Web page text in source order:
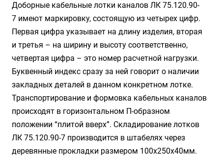
Доборные кабельные лотки каналов ЛК 75.120.90-
7 имеют маркировку, состоящую из четырех цифр.
Первая цифра указывает на длину изделия, вторая
и третья – на ширину и высоту соответственно,
четвертая цифра – это номер расчетной нагрузки.
Буквенный индекс сразу за ней говорит о наличии
закладных деталей в данном конкретном лотке.
Транспортирование и формовка кабельных каналов
происходят в горизонтальном П-образном
положении “плитой вверх”. Складирование лотков
ЛК 75.120.90-7 производится в штабелях через
деревянные прокладки размером 100х250х40мм.